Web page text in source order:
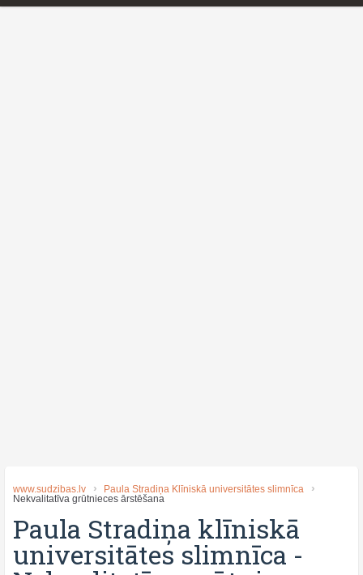
www.sudzibas.lv
Paula Stradiņa Klīniskā universitātes slimnīca
Nekvalitatīva grūtnieces ārstēšana
Paula Stradiņa klīniskā
universitātes slimnīca -